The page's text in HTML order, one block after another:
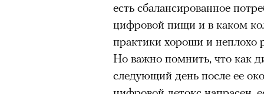
есть сбалансированное
цифровой пищи и в каком
практики хороши и неплохо
Но важно помнить, что как
следующий день после ее
Экстремальные
гормонов, из-за чего
из самых ярких опытов в
Для многих альпинизм
рутины,